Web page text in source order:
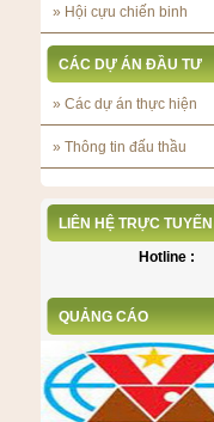
» Hội cựu chiến binh
CÁC DỰ ÁN ĐẦU TƯ
» Các dự án thực hiện
» Thông tin đấu thầu
LIÊN HỆ TRỰC TUYẾN
Hotline :
QUẢNG CÁO